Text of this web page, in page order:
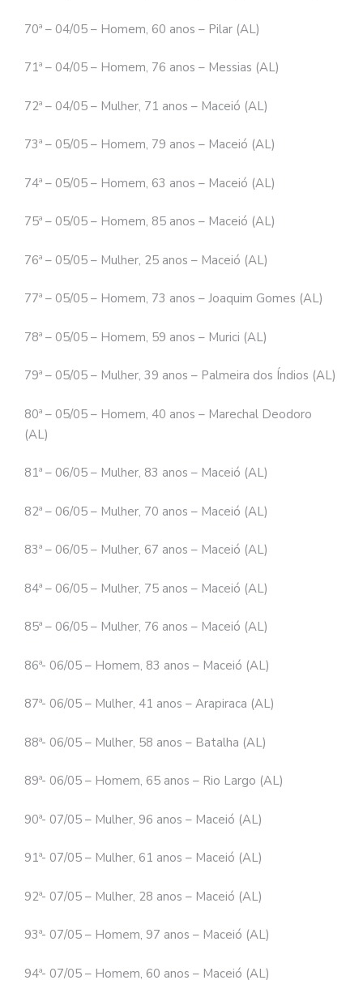
70ª – 04/05 – Homem, 60 anos – Pilar (AL)
71ª – 04/05 – Homem, 76 anos – Messias (AL)
72ª – 04/05 – Mulher, 71 anos – Maceió (AL)
73ª – 05/05 – Homem, 79 anos – Maceió (AL)
74ª – 05/05 – Homem, 63 anos – Maceió (AL)
75ª – 05/05 – Homem, 85 anos – Maceió (AL)
76ª – 05/05 – Mulher, 25 anos – Maceió (AL)
77ª – 05/05 – Homem, 73 anos – Joaquim Gomes (AL)
78ª – 05/05 – Homem, 59 anos – Murici (AL)
79ª – 05/05 – Mulher, 39 anos – Palmeira dos Índios (AL)
80ª – 05/05 – Homem, 40 anos – Marechal Deodoro
(AL)
81ª – 06/05 – Mulher, 83 anos – Maceió (AL)
82ª – 06/05 – Mulher, 70 anos – Maceió (AL)
83ª – 06/05 – Mulher, 67 anos – Maceió (AL)
84ª – 06/05 – Mulher, 75 anos – Maceió (AL)
85ª – 06/05 – Mulher, 76 anos – Maceió (AL)
86ª- 06/05 – Homem, 83 anos – Maceió (AL)
87ª- 06/05 – Mulher, 41 anos – Arapiraca (AL)
88ª- 06/05 – Mulher, 58 anos – Batalha (AL)
89ª- 06/05 – Homem, 65 anos – Rio Largo (AL)
90ª- 07/05 – Mulher, 96 anos – Maceió (AL)
91ª- 07/05 – Mulher, 61 anos – Maceió (AL)
92ª- 07/05 – Mulher, 28 anos – Maceió (AL)
93ª- 07/05 – Homem, 97 anos – Maceió (AL)
94ª- 07/05 – Homem, 60 anos – Maceió (AL)